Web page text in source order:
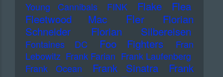
Young Cannibals
FINK Flake
Flea
Fleetwood Mac
Fler
Florian
Schneider
Florian Silbereisen
Fontaines DC Foo Fighters
Fran
Lebowitz Frank Farian Frank Laufenberg
Frank Ocean
Frank Sinatra
Frank